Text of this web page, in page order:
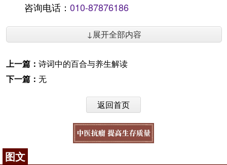
咨询电话： 010-87876186
↓展开全部内容
上一篇： 诗词中的百合与养生解读
下一篇： 无
返回首页
图文